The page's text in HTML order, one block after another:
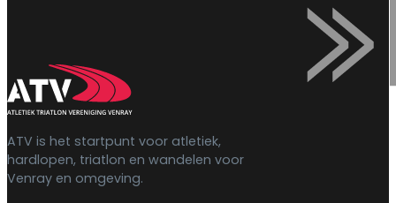
ATV is het startpunt voor atletiek,
hardlopen, triatlon en wandelen voor
Venray en omgeving.